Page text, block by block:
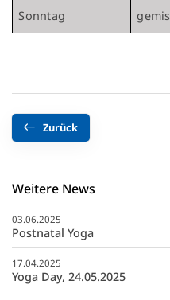
Sonntag
Zurück
Weitere News
03.06.2025
Postnatal Yoga
17.04.2025
Yoga Day, 24.05.2025